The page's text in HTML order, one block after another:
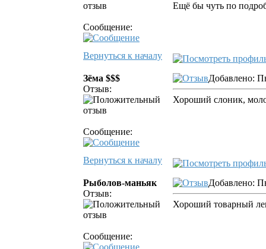
Сообщение:
Ещё бы чуть по
Вернуться к началу
Зёма $$$
Отзыв:
Сообщение:
Добавлено:
Хороший слоник,
Вернуться к началу
Рыболов-маньяк
Отзыв:
Сообщение:
Добавлено:
Хороший товарный